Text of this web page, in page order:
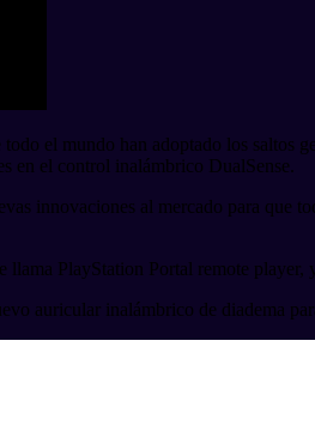
el mundo han adoptado los saltos
en el control inalámbrico DualSense.
innovaciones al mercado para que
PlayStation Portal remote
auricular inalámbrico de diadema